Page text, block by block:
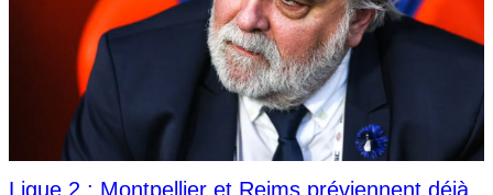
Ligue 2 : Montpellier et Reims préviennent déjà